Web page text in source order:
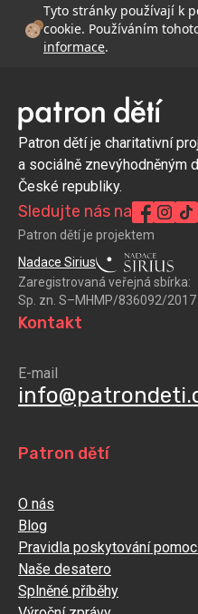
Tyto stránky používají k
cookie. Používáním
informace.
Patron dětí je charitativní
a sociálně znevýhodněným
České republiky.
Sledujte nás na
Patron dětí je projektem
Nadace Sirius
Zaregistrovaná veřejná sbírka:
Sp. zn. S–MHMP/836092/2017
Patron dětí
O nás
Blog
Pravidla poskytování
Naše desatero
Splněné příběhy
Kontakt
E-mail